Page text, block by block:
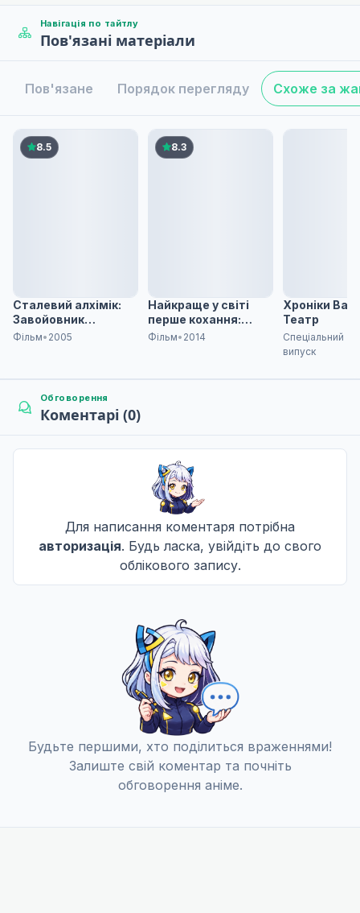
Хто любить, коли його не люблять?
10
Монпарнас Скай і Дівчина-Сміття
22 черв. 2018
Навігація по тайтлу
Пов'язані матеріали
Пов'язане Порядок перегляду Схоже за
8.5
Сталевий алхімік:
Завойовник
Шамабали
Фільм• 2005
8.3
Найкраще у світі
перше кохання:
Випадок Йокодзави
Фільм• 2014
Хроніки
Театр
Спеціальний
випуск
Обговорення
Коментарі (0)
Для написання коментаря потрібна
авторизація. Будь ласка, увійдіть до свого
облікового запису.
Будьте першими, хто поділиться враженнями!
Залиште свій коментар та почніть
обговорення аніме.